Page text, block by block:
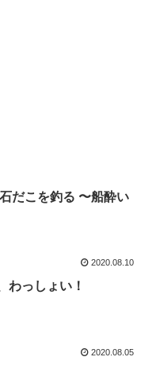
だこを釣る 〜船酔い
2020.08.10
わっしょい！
2020.08.05